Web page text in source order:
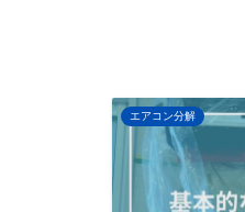
エアコン分解